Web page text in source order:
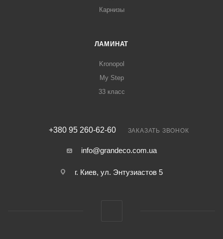
Карнизы
ЛАМИНАТ
Kronopol
My Step
33 класс
+380 95 260-62-60 ЗАКАЗАТЬ ЗВОНОК
info@grandeco.com.ua
г. Киев, ул. Энтузиастов 5